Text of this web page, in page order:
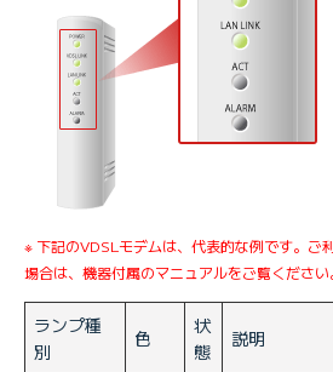
※ 下記のVDSLモデムは、代表的な例です。ご
場合は、機器付属のマニュアルをご覧ください
ランプ種
別
色
状
態
説明